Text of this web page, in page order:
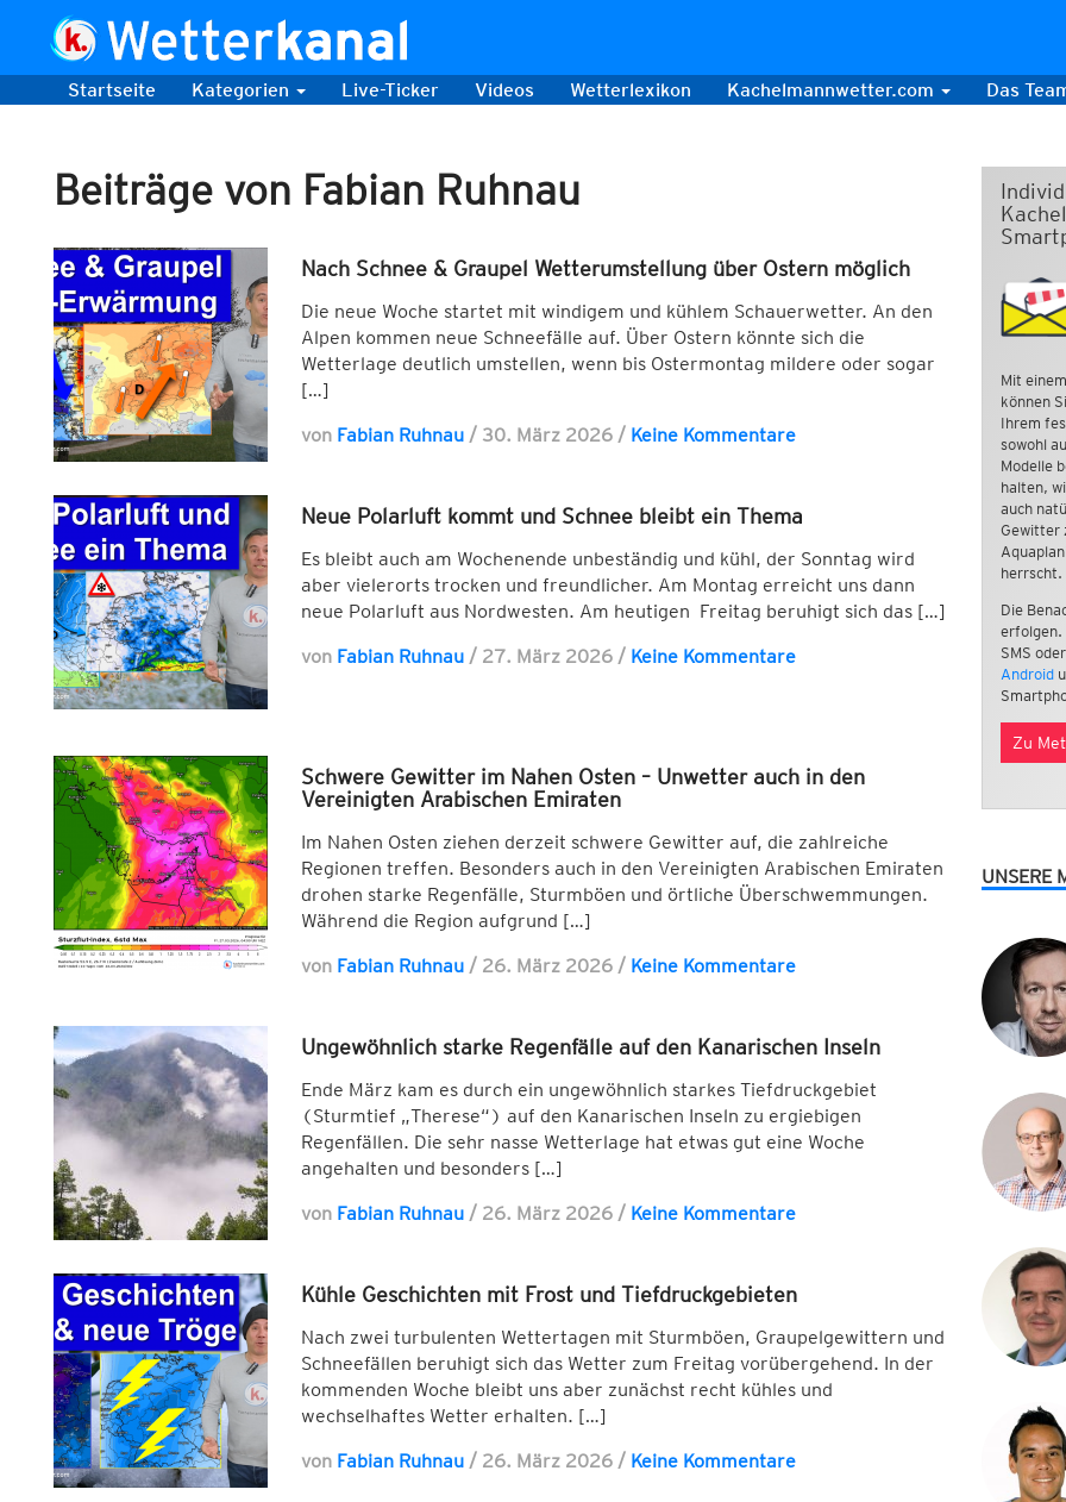
Startseite Kategorien Live-Ticker Videos Wetterlexikon Kachelmannwetter.com Das
Beiträge von Fabian Ruhnau
Nach Schnee & Graupel Wetterumstellung über Ostern möglich
Die neue Woche startet mit windigem und kühlem Schauerwetter. An den
Alpen kommen neue Schneefälle auf. Über Ostern könnte sich die
Wetterlage deutlich umstellen, wenn bis Ostermontag mildere oder sogar
[…]
von Fabian Ruhnau / 30. März 2026 / Keine Kommentare
Neue Polarluft kommt und Schnee bleibt ein Thema
Es bleibt auch am Wochenende unbeständig und kühl, der Sonntag wird
aber vielerorts trocken und freundlicher. Am Montag erreicht uns dann
neue Polarluft aus Nordwesten. Am heutigen Freitag beruhigt sich das […]
von Fabian Ruhnau / 27. März 2026 / Keine Kommentare
Schwere Gewitter im Nahen Osten – Unwetter auch in den
Vereinigten Arabischen Emiraten
Im Nahen Osten ziehen derzeit schwere Gewitter auf, die zahlreiche
Regionen treffen. Besonders auch in den Vereinigten Arabischen Emiraten
drohen starke Regenfälle, Sturmböen und örtliche Überschwemmungen.
Während die Region aufgrund […]
von Fabian Ruhnau / 26. März 2026 / Keine Kommentare
Ungewöhnlich starke Regenfälle auf den Kanarischen Inseln
Ende März kam es durch ein ungewöhnlich starkes Tiefdruckgebiet
(Sturmtief „Therese“) auf den Kanarischen Inseln zu ergiebigen
Regenfällen. Die sehr nasse Wetterlage hat etwas gut eine Woche
angehalten und besonders […]
von Fabian Ruhnau / 26. März 2026 / Keine Kommentare
Kühle Geschichten mit Frost und Tiefdruckgebieten
Nach zwei turbulenten Wettertagen mit Sturmböen, Graupelgewittern und
Schneefällen beruhigt sich das Wetter zum Freitag vorübergehend. In der
kommenden Woche bleibt uns aber zunächst recht kühles und
wechselhaftes Wetter erhalten. […]
von Fabian Ruhnau / 26. März 2026 / Keine Kommentare
Mit
können
Ihrem
sowohl
Modelle
halten,
auch
Gewitter
herrscht.
Die
erfolgen.
SMS
Android
Zu
UNSERE